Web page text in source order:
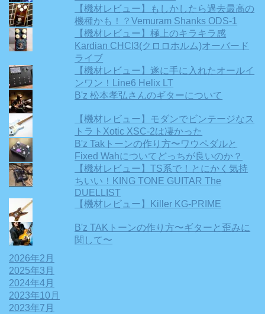
【機材レビュー】もしかしたら過去最高の
機種かも！？Vemuram Shanks ODS-1
【機材レビュー】極上のキラキラ感
Kardian CHCl3(クロロホルム)オーバード
ライブ
【機材レビュー】遂に手に入れたオールイ
ンワン！Line6 Helix LT
B'z 松本孝弘さんのギターについて
【機材レビュー】モダンでビンテージなス
トラトXotic XSC-2は凄かった
B'z Takトーンの作り方〜ワウペダルと
Fixed Wahについてどっちが良いのか？
【機材レビュー】TS系で！とにかく気持
ちいい！KING TONE GUITAR The
DUELLIST
【機材レビュー】Killer KG-PRIME
B'z TAKトーンの作り方〜ギターと歪みに
関して〜
2026年2月
2025年3月
2024年4月
2023年10月
2023年7月